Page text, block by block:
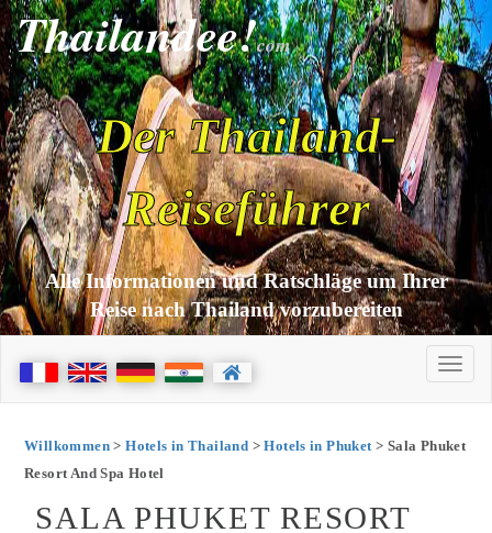
Thailandee!com
Der Thailand-
Reiseführer
Alle Informationen und Ratschläge um Ihrer
Reise nach Thailand vorzubereiten
Willkommen>Hotels in Thailand >Hotels in Phuket> Sala Phuket
Resort And Spa Hotel
SALA PHUKET RESORT